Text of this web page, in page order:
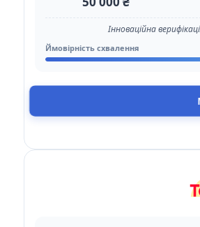
Інноваційна
Ймовірність схвалення